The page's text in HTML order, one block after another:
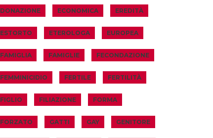
DONAZIONE ECONOMICA EREDITÀ
ESTORTO ETEROLOGA EUROPEA
FAMIGLIA FAMIGLIE FECONDAZIONE
FEMMINICIDIO FERTILE FERTILITÀ
FIGLIO FILIAZIONE FORMA
FORZATO GATTI GAY GENITORE